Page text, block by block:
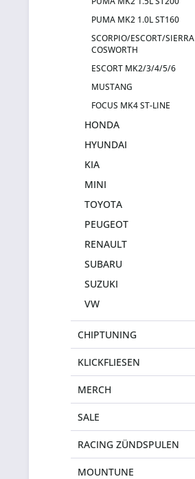
PUMA MK2 1.0L ST160
SCORPIO/ESCORT/SIERRA
COSWORTH
ESCORT MK2/3/4/5/6
MUSTANG
FOCUS MK4 ST-LINE
HONDA
HYUNDAI
KIA
MINI
TOYOTA
PEUGEOT
RENAULT
SUBARU
SUZUKI
VW
CHIPTUNING
KLICKFLIESEN
MERCH
SALE
RACING ZÜNDSPULEN
MOUNTUNE